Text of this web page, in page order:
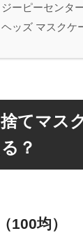
ーピーセンタ
ッズ マスクケ
捨てマス
？
100均）